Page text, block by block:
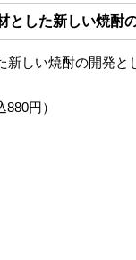
とした新しい焼酎
しい焼酎の開発と
円）